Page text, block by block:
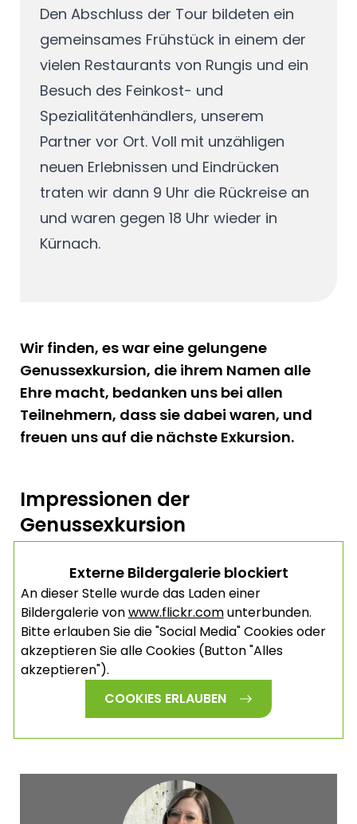
Den Abschluss der Tour bildeten ein
gemeinsames Frühstück in einem der
vielen Restaurants von Rungis und ein
Besuch des Feinkost- und
Spezialitätenhändlers, unserem
Partner vor Ort. Voll mit unzähligen
neuen Erlebnissen und Eindrücken
traten wir dann 9 Uhr die Rückreise an
und waren gegen 18 Uhr wieder in
Kürnach.
Wir finden, es war eine gelungene
Genussexkursion, die ihrem Namen alle
Ehre macht, bedanken uns bei allen
Teilnehmern, dass sie dabei waren, und
freuen uns auf die nächste Exkursion.
Impressionen der
Genussexkursion
Externe Bildergalerie blockiert
An dieser Stelle wurde das Laden einer
Bildergalerie vonwww.flickr.comunterbunden.
Bitte erlauben Sie die "Social Media" Cookies oder
akzeptieren Sie alle Cookies (Button "Alles
akzeptieren").
COOKIES ERLAUBEN